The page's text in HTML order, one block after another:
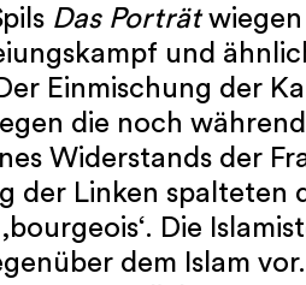
Das Porträtwiegen
und
Einmischung der
die noch
Widerstands der
der Linken spalteten
‚bourgeois‘. Die
dem Islam